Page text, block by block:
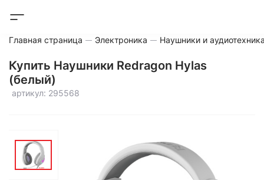
Главная страница Электроника Наушники и
Купить Наушники Redragon Hylas
(белый)
артикул: 295568